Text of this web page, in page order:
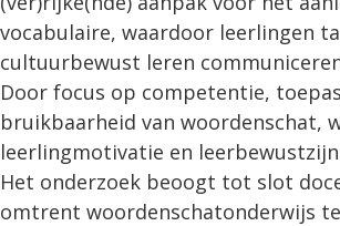
vocabulaire, waardoor leerlingen
cultuurbewust leren
Door focus op competentie,
bruikbaarheid van woordenschat,
leerlingmotivatie en
Het onderzoek beoogt tot slot
omtrent woordenschatonderwijs